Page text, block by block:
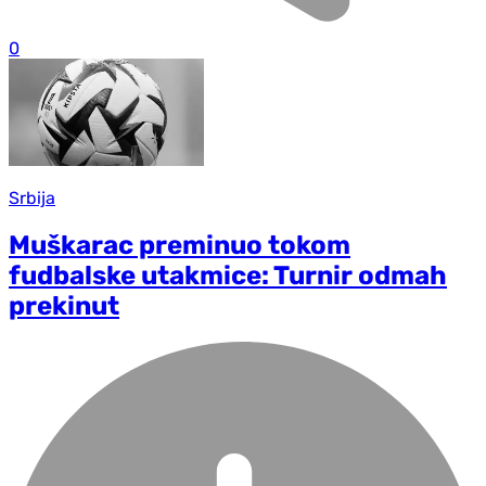
0
Srbija
Muškarac preminuo tokom
fudbalske utakmice: Turnir odmah
prekinut